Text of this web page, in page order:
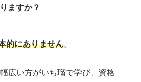
ますか？
的にありません。
広い方がいち瑠で学び、資格